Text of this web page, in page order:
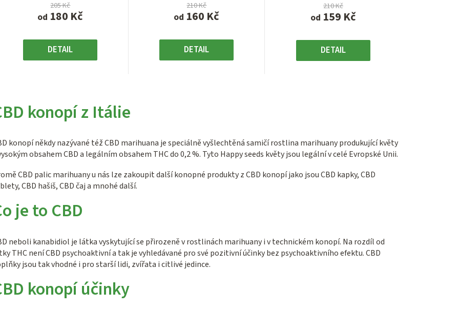
od 180 Kč
205 Kč
DETAIL
od 160 Kč
210 Kč
DETAIL
od 159 Kč
210 Kč
DETAIL
á
d
c
v
k
y
konopí z Itálie
konopí někdy nazývané též CBD marihuana je speciálně vyšlechtěná samičí rostlina marihuany produkující květy
obsahem CBD a legálním obsahem THC do 0,2 %. Tyto Happy seeds květy jsou legální v celé Evropské Unii.
CBD palic marihuany u nás lze zakoupit další konopné produkty z CBD konopí jako jsou CBD kapky, CBD
CBD hašiš, CBD čaj a mnohé další.
je to CBD
neboli kanabidiol je látka vyskytující se přirozeně v rostlinách marihuany i v technickém konopí. Na rozdíl od
THC není CBD psychoaktivní a tak je vyhledávané pro své pozitivní účinky bez psychoaktivního efektu. CBD
jsou tak vhodné i pro starší lidi, zvířata i citlivé jedince.
konopí účinky